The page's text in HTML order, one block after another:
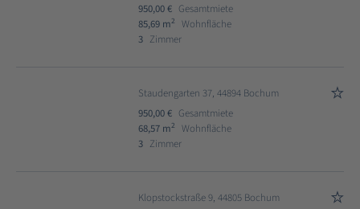
950,00 € Gesamtmiete
85,69 m2
Wohnfläche
3 Zimmer
Staudengarten 37, 44894 Bochum
950,00 € Gesamtmiete
68,57 m2
Wohnfläche
3 Zimmer
Klopstockstraße 9, 44805 Bochum